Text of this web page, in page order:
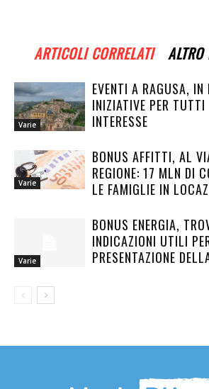
ARTICOLI CORRELATI
Varie
EVENTI A RAGUSA, IN
INIZIATIVE PER
INTERESSE
Varie
BONUS AFFITTI, AL
REGIONE: 17 MLN DI
LE FAMIGLIE IN
Varie
BONUS ENERGIA,
INDICAZIONI UTILI
PRESENTAZIONE